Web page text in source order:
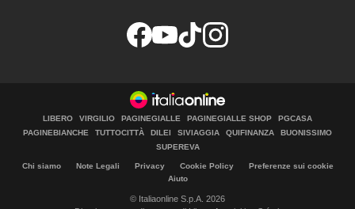
LIBERO VIRGILIO PAGINEGIALLE PAGINEGIALLE SHOP
PGCASA
PAGINEBIANCHE
TUTTOCITTÀ DILEI SIVIAGGIA QUIFINANZA
BUONISSIMO
SUPEREVA
Chi siamo Note Legali Privacy Cookie Policy
Preferenze sui cookie
Aiuto
© Italiaonline S.p.A. 2026